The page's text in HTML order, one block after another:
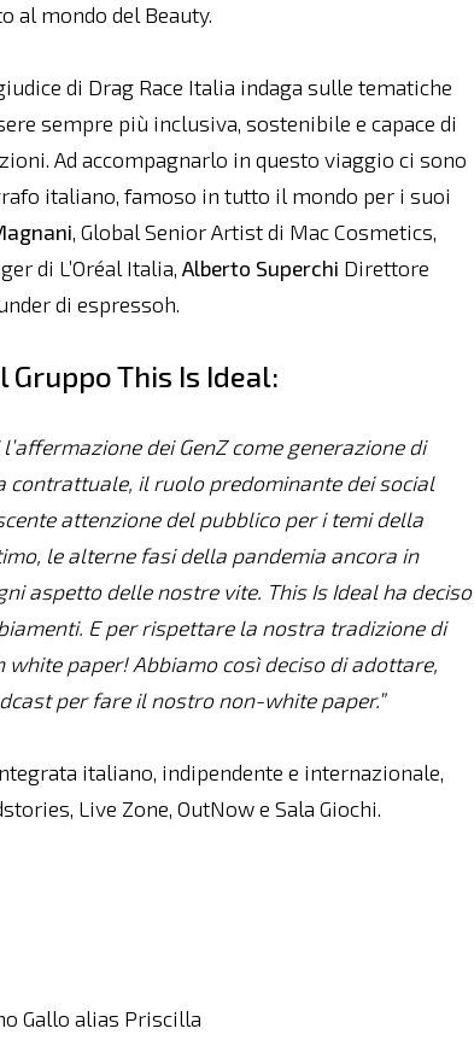
al mondo del Beauty.
di Drag Race Italia indaga sulle tematiche
sempre più inclusiva, sostenibile e capace di
Ad accompagnarlo in questo viaggio ci sono
italiano, famoso in tutto il mondo per i suoi
, Global Senior Artist di Mac Cosmetics,
di L’Oréal Italia,Alberto Superchi Direttore
di espressoh.
Gruppo This Is Ideal:
dei GenZ come generazione di
il ruolo predominante dei social
attenzione del pubblico per i temi della
le alterne fasi della pandemia ancora in
aspetto delle nostre vite. This Is Ideal ha deciso
E per rispettare la nostra tradizione di
paper! Abbiamo così deciso di adottare,
per fare il nostro non-white paper.”
italiano, indipendente e internazionale,
Live Zone, OutNow e Sala Giochi.
Gallo alias Priscilla